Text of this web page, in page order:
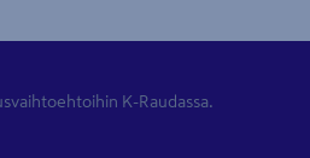
K-Raudassa.